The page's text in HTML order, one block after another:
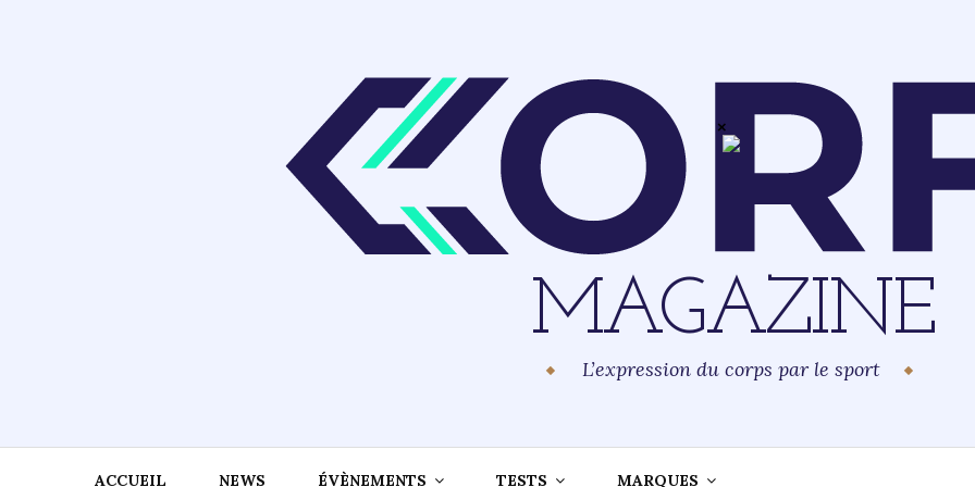
MAGAZINE
L’expression du corps par le sport
ACCUEIL NEWS ÉVÈNEMENTS TESTS MARQUES